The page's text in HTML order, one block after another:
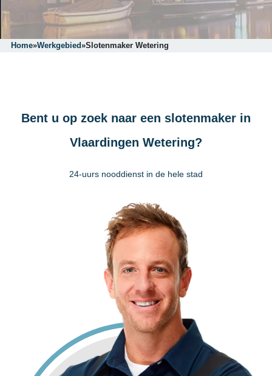
Home»Werkgebied»Slotenmaker Wetering
Bent u op zoek naar een slotenmaker in
Vlaardingen Wetering?
24-uurs nooddienst in de hele stad